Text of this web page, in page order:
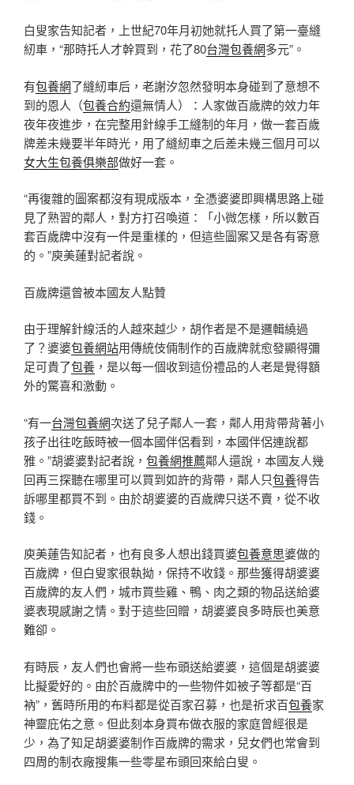
白叟家告知記者，上世紀70年月初她就托人買了第一臺縫
紉車，“那時托人才幹買到，花了80台灣包養網多元”。
有包養網了縫紉車后，老謝汐忽然發明本身碰到了意想不
到的恩人（包養合約還無情人）：人家做百歲牌的效力年
夜年夜進步，在完整用針線手工縫制的年月，做一套百歲
牌差未幾要半年時光，用了縫紉車之后差未幾三個月可以
女大生包養俱樂部做好一套。
“再復雜的圖案都沒有現成版本，全憑婆婆即興構思路上碰
見了熟習的鄰人，對方打召喚道：「小微怎樣，所以數百
套百歲牌中沒有一件是重樣的，但這些圖案又是各有寄意
的。”庾美蓮對記者說。
百歲牌還曾被本國友人點贊
由于理解針線活的人越來越少，胡作者是不是邏輯繞過
了？婆婆包養網站用傳統伎倆制作的百歲牌就愈發顯得彌
足可貴了包養 ，是以每一個收到這份禮品的人老是覺得額
外的驚喜和激動。
“有一台灣包養網次送了兒子鄰人一套，鄰人用背帶背著小
孩子出往吃飯時被一個本國伴侶看到，本國伴侶連說都
雅。”胡婆婆對記者說， 包養網推薦鄰人還說，本國友人幾
回再三探聽在哪里可以買到如許的背帶，鄰人只包養得告
訴哪里都買不到。由於胡婆婆的百歲牌只送不賣，從不收
錢。
庾美蓮告知記者，也有良多人想出錢買婆包養意思婆做的
百歲牌，但白叟家很執拗，保持不收錢。那些獲得胡婆婆
百歲牌的友人們，城市買些雞、鴨、肉之類的物品送給婆
婆表現感謝之情。對于這些回贈，胡婆婆良多時辰也美意
難卻。
有時辰，友人們也會將一些布頭送給婆婆，這個是胡婆婆
比擬愛好的。由於百歲牌中的一些物件如被子等都是“百
衲”，舊時所用的布料都是從百家召募，也是祈求百包養家
神靈庇佑之意。但此刻本身買布做衣服的家庭曾經很是
少，為了知足胡婆婆制作百歲牌的需求，兒女們也常會到
四周的制衣廠搜集一些零星布頭回來給白叟。